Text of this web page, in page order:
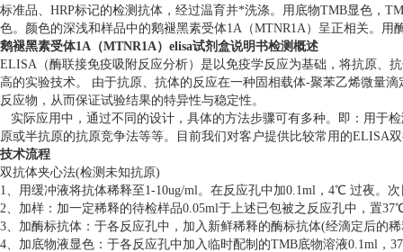
标准品、HRP标记的检测抗体，经过温育并*洗涤。用底物TMB显色，
色。颜色的深浅和样品中的鹅褪黑素受体1A（MTNR1A）呈正相关。用
鹅褪黑素受体1A（MTNR1A）elisa试剂盒说明书检测概述
ELISA（酶联接免疫吸附反应分析）是以免疫学反应为基础，将抗原、
高的实验技术。 由于抗原、抗体的反应在一种固相载体-聚苯乙烯微量
反应物，从而保证试验结果的特异性与稳定性。
实际应用中，通过不同的设计，具体的方法步骤可有多种。即：用于
原或半抗原的抗原竞争法等等。目前我们对客户提供比较常用的ELISA
技术流程
双抗体夹心法(检测未知抗原)
1、用缓冲液将抗体稀释至1-10ug/ml。在反应孔中加0.1ml，4℃ 过夜。
2、加样：加一定稀释的待检样品0.05ml于上述已包被之反应孔中，置
3、加酶标抗体：于各反应孔中，加入新鲜稀释的酶标抗体(经滴定后的
4、加底物液显色：于各反应孔中加入临时配制的TMB底物溶液0.1ml，